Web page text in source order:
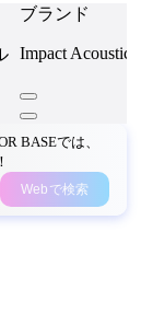
ブランド
Impact Acoustic
BASEでは、
Webで検索